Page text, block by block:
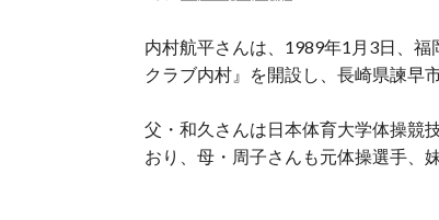
内村航平さんは、1989年1月3日、
クラブ内村』を開設し、長崎県諫早
父・和久さんは日本体育大学体操競
おり、母・周子さんも元体操選手、